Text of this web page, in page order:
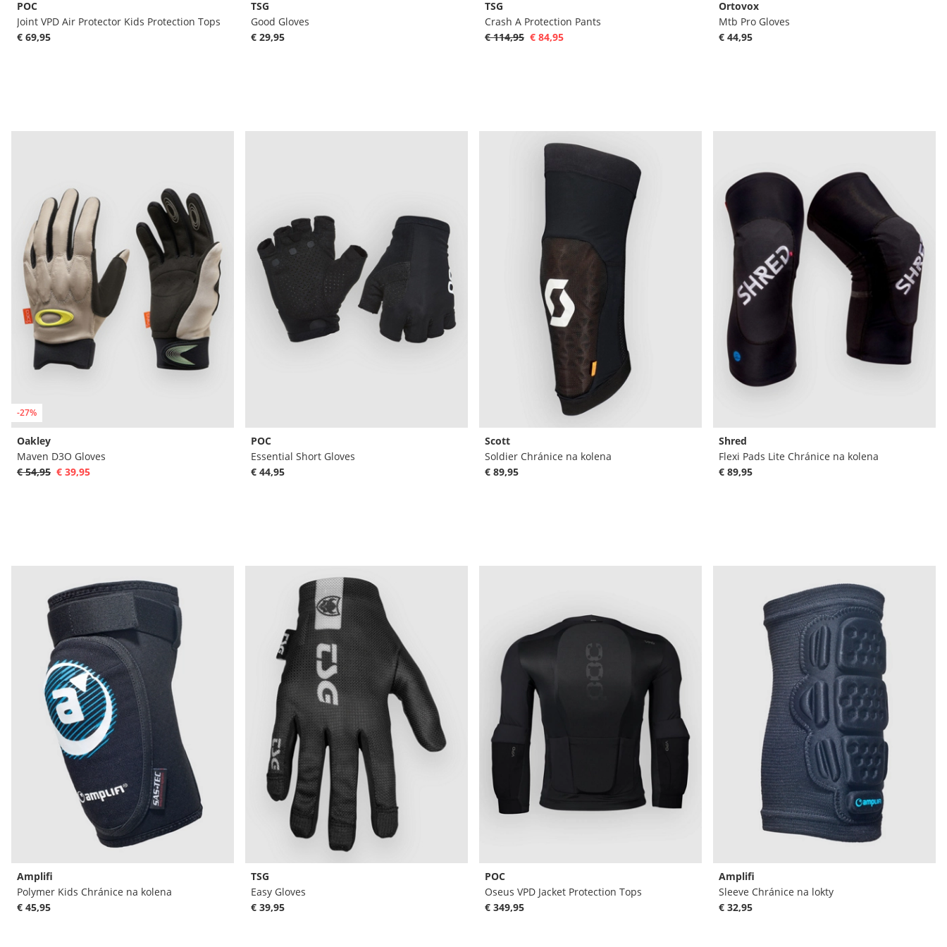
POC
Joint VPD Air Protector Kids Protection Tops
€ 69,95
TSG
Good Gloves
€ 29,95
TSG
Crash A Protection Pants
€ 114,95 € 84,95
Ortovox
Mtb Pro Gloves
€ 44,95
-27%
Oakley
Maven D3O Gloves
€ 54,95 € 39,95
POC
Essential Short Gloves
€ 44,95
Scott
Soldier Chránice na kolena
€ 89,95
Shred
Flexi Pads Lite Chránice na kolena
€ 89,95
Amplifi
Polymer Kids Chránice na kolena
€ 45,95
TSG
Easy Gloves
€ 39,95
POC
Oseus VPD Jacket Protection Tops
€ 349,95
Amplifi
Sleeve Chránice na lokty
€ 32,95